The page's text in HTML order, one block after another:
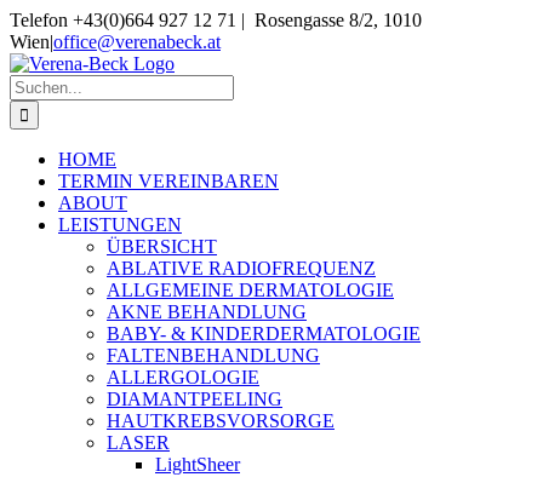
Skip
to
content
Telefon +43(0)664 927 12 71 | Rosengasse 8/2, 1010
Wien|office@verenabeck.at
Suche
nach:
HOME
TERMIN VEREINBAREN
ABOUT
LEISTUNGEN
ÜBERSICHT
ABLATIVE RADIOFREQUENZ
ALLGEMEINE DERMATOLOGIE
AKNE BEHANDLUNG
BABY- & KINDERDERMATOLOGIE
FALTENBEHANDLUNG
ALLERGOLOGIE
DIAMANTPEELING
HAUTKREBSVORSORGE
LASER
LightSheer